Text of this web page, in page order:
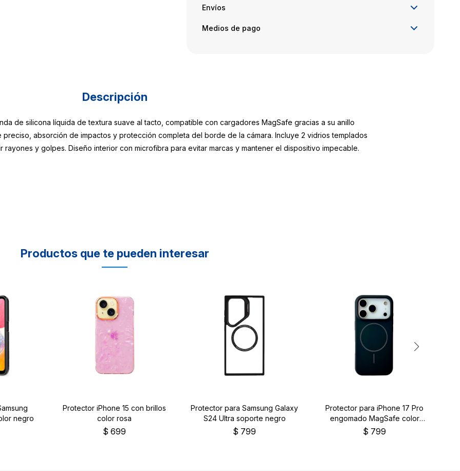
Envíos
Medios de pago
Descripción
de silicona líquida de textura suave al tacto, compatible con cargadores MagSafe gracias a su anillo
absorción de impactos y protección completa del borde de la cámara. Incluye 2 vidrios templados
rayones y golpes. Diseño interior con microfibra para evitar marcas y mantener el dispositivo impecable.
Productos que te pueden interesar
negro
Protector iPhone 15 con brillos
color rosa
$ 699
Protector para Samsung Galaxy
S24 Ultra soporte negro
$ 799
Protector para iPhone 17 Pro
engomado MagSafe color
negro
$ 799